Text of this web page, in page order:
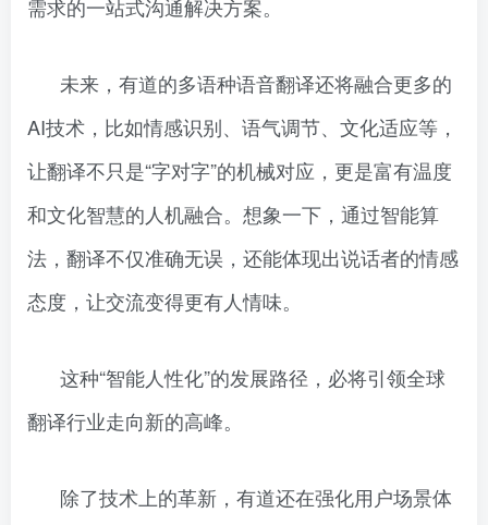
需求的一站式沟通解决方案。
未来，有道的多语种语音翻译还将融合更多的
AI技术，比如情感识别、语气调节、文化适应等，
让翻译不只是“字对字”的机械对应，更是富有温度
和文化智慧的人机融合。想象一下，通过智能算
法，翻译不仅准确无误，还能体现出说话者的情感
态度，让交流变得更有人情味。
这种“智能人性化”的发展路径，必将引领全球
翻译行业走向新的高峰。
除了技术上的革新，有道还在强化用户场景体